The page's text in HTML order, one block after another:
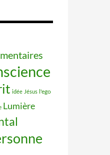
idée Jésus l'ego
Lumière